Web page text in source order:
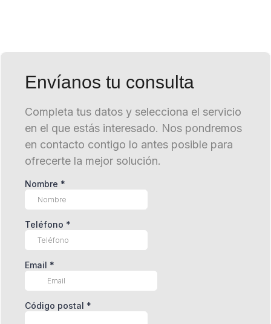
Envíanos tu consulta
Completa tus datos y selecciona el servicio
en el que estás interesado. Nos pondremos
en contacto contigo lo antes posible para
ofrecerte la mejor solución.
Nombre *
Teléfono *
Email *
Código postal *